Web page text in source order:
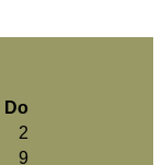
Do
2
9